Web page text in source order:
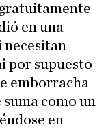
en una
necesitan
por supuesto
emborracha
como un
en